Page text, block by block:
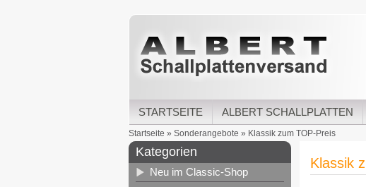
STARTSEITE ALBERT SCHALLPLATTEN
Startseite » Sonderangebote » Klassik zum TOP-Preis
Kategorien
Neu im Classic-Shop
Klassik